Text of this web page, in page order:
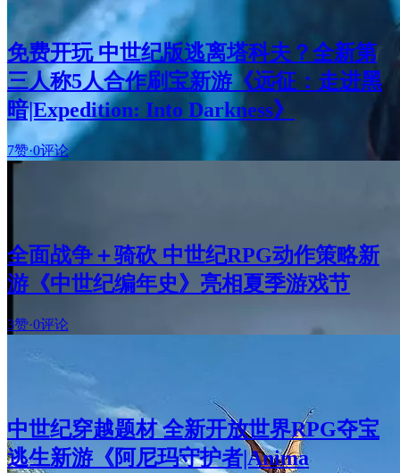
免费开玩 中世纪版逃离塔科夫？全新第
三人称5人合作刷宝新游《远征：走进黑
暗|Expedition: Into Darkness》
7赞·0评论
全面战争＋骑砍 中世纪RPG动作策略新
游《中世纪编年史》亮相夏季游戏节
3赞·0评论
中世纪穿越题材 全新开放世界RPG夺宝
逃生新游《阿尼玛守护者|Anima